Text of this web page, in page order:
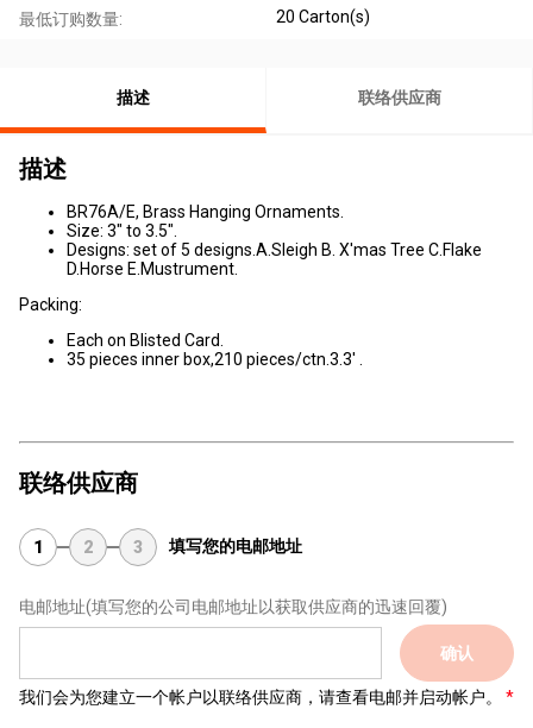
最低订购数量: 20 Carton(s)
描述 联络供应商
描述
BR76A/E, Brass Hanging Ornaments.
Size: 3" to 3.5".
Designs: set of 5 designs.A.Sleigh B. X'mas Tree C.Flake
D.Horse E.Mustrument.
Packing:
Each on Blisted Card.
35 pieces inner box,210 pieces/ctn.3.3' .
联络供应商
1 2 3 填写您的电邮地址
电邮地址(填写您的公司电邮地址以获取供应商的迅速回覆)
确认
我们会为您建立一个帐户以联络供应商，请查看电邮并启动帐户。